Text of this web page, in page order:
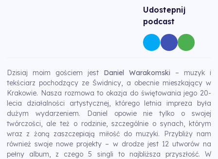
Udostepnij
podcast
Dzisiaj moim gościem jest Daniel Warakomski – muzyk i
tekściarz pochodzący ze Świdnicy, a obecnie mieszkający w
Krakowie. Nasza rozmowa to okazja do świętowania jego 20-
lecia działalności artystycznej, którego letnia impreza była
dużym wydarzeniem. Daniel opowie nie tylko o swojej
twórczości, ale też o rodzinie, szczególnie o synach, którym
wraz z żoną zaszczepiają miłość do muzyki. Przybliży nam
również swoje nowe projekty – w drodze jest 12 utworów na
pełny album, z czego 5 singli to najbliższa przyszłość. W